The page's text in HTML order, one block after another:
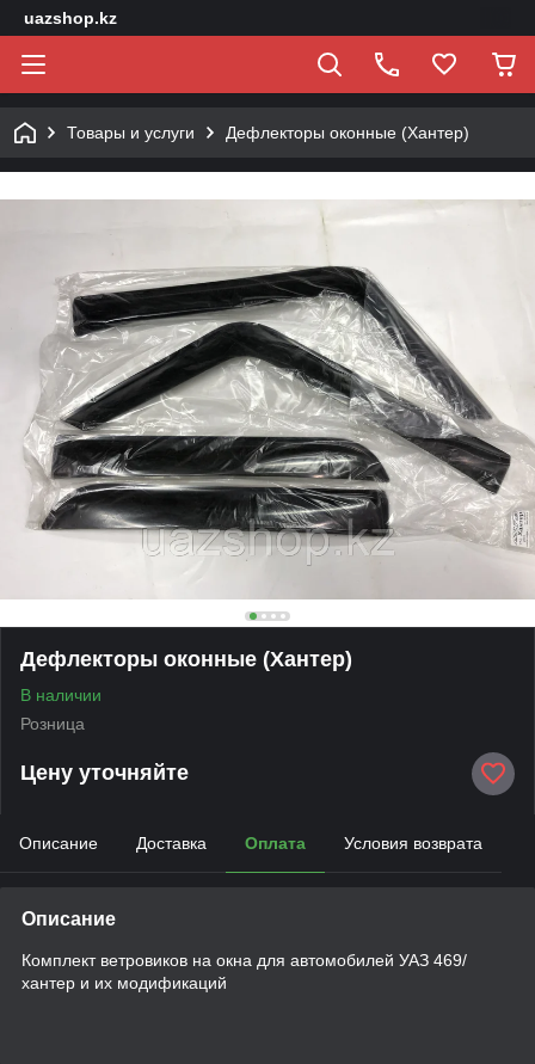
uazshop.kz
Товары и услуги Дефлекторы оконные (Хантер)
Дефлекторы оконные (Хантер)
В наличии
Розница
Цену уточняйте
Описание Доставка Оплата Условия возврата
Описание
Комплект ветровиков на окна для автомобилей УАЗ 469/
хантер и их модификаций